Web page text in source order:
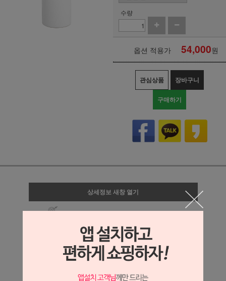
수량
옵션 적용가 54,000원
관심상품 장바구니
구매하기
상세정보 새창 열기